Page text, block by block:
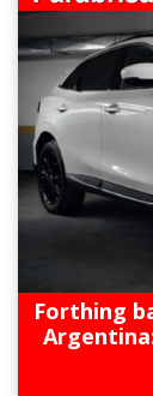
Forthing